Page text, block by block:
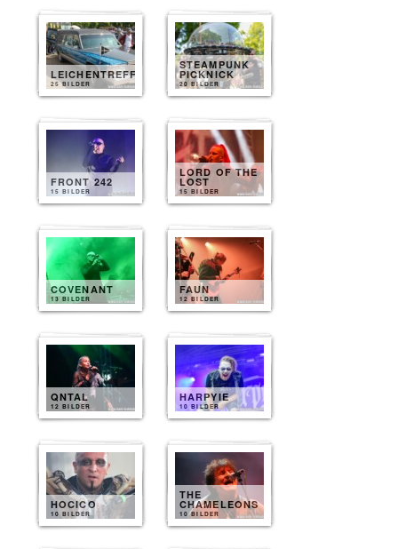
LEICHENTREFF
25 BILDER
STEAMPUNK
PICKNICK
20 BILDER
FRONT 242
15 BILDER
LORD OF THE
LOST
15 BILDER
COVENANT
13 BILDER
FAUN
12 BILDER
QNTAL
12 BILDER
HARPYIE
10 BILDER
HOCICO
10 BILDER
THE
CHAMELEONS
10 BILDER